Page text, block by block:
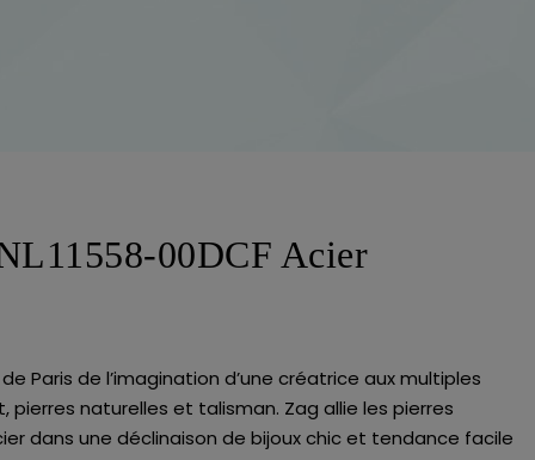
00DCF Acier
Paris de l’imagination d’une créatrice aux multiples
pierres naturelles et talisman. Zag allie les pierres
dans une déclinaison de bijoux chic et tendance facile